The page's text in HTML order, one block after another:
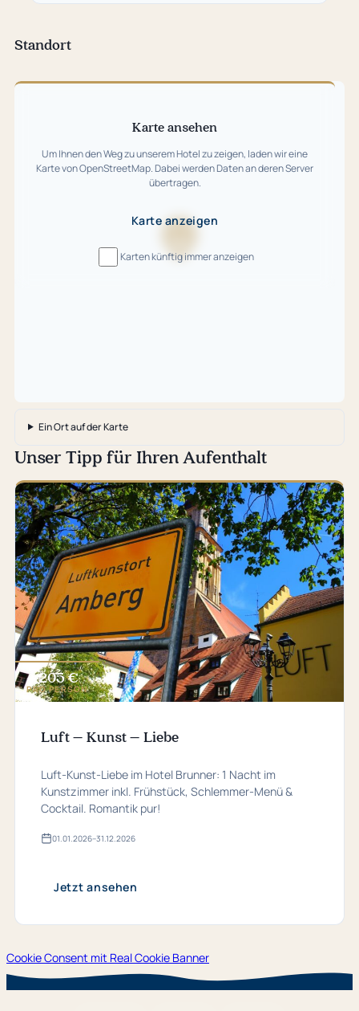
Standort
Karte
Karte ansehen
Um Ihnen den Weg zu unserem Hotel zu zeigen, laden wir eine
Karte von OpenStreetMap. Dabei werden Daten an deren Server
übertragen.
Karte anzeigen
Karten künftig immer anzeigen
wird
Ein Ort auf der Karte
Unser Tipp für Ihren Aufenthalt
ab 205 €
PRO PERSON
Luft – Kunst – Liebe
Luft-Kunst-Liebe im Hotel Brunner: 1 Nacht im
Kunstzimmer inkl. Frühstück, Schlemmer-Menü &
Cocktail. Romantik pur!
01.​01.​2026–31.​12.​2026
Gültig
2026Jetzt ansehen
Cookie Consent mit Real Cookie Banner